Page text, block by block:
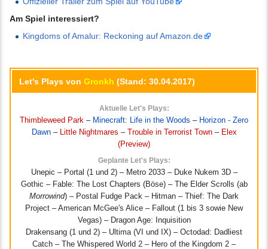
Am Spiel interessiert?
Kingdoms of Amalur: Reckoning auf Amazon.de
Let's Plays von Gronkh (Stand: 30.04.2017)
Aktuelle Let's Plays:
Thimbleweed Park – Minecraft: Life in the Woods – Horizon - Zero
Dawn– Little Nightmares – Trouble in Terrorist Town– Elex
(Preview)
Geplante Let's Plays:
Unepic – Portal (1 und 2) – Metro 2033 – Duke Nukem 3D –
Gothic – Fable: The Lost Chapters (Böse) – The Elder Scrolls (ab
Morrowind) – Postal Fudge Pack – Hitman – Thief: The Dark
Project – American McGee's Alice – Fallout (1 bis 3 sowie New
Vegas) – Dragon Age: Inquisition
Drakensang (1 und 2) – Ultima (VI und IX) – Octodad: Dadliest
Catch – The Whispered World 2 – Hero of the Kingdom 2 –